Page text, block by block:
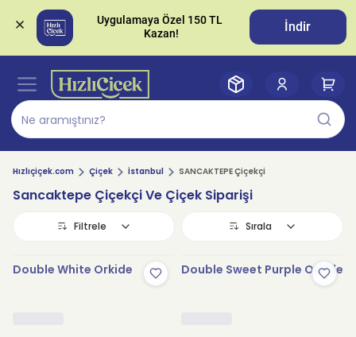
Uygulamaya Özel 150 TL
İndir
Hızlıçiçek.com Çiçek İstanbul SANCAKTEPE Çiçekçi
Sancaktepe Çiçekçi Ve Çiçek Siparişi
Filtrele Sırala
Double White Orkide Double Sweet Purple Orkide